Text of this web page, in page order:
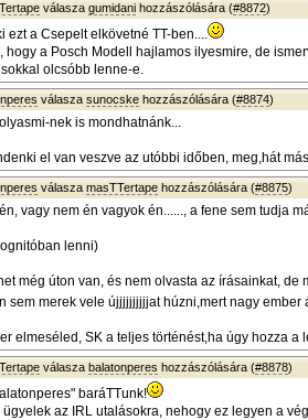
válasza gumidani hozzászólására (#8872)
ezt a Csepelt elkövetné TT-ben....
hogy a Posch Modell hajlamos ilyesmire, de
olcsóbb lenne-e.
válasza sunocske hozzászólására (#8874)
nek is mondhatnánk...
el van veszve az utóbbi időben, meg,hát
válasza masTTertape hozzászólására (#8875)
vagy nem én vagyok én......, a fene sem tudja
lenni)
még úton van, és nem olvasta az írásainkat, de
sem merek vele újjjjjjjjjjat húzni,mert nagy ember
elmeséled, SK a teljes történést,ha úgy hozza a
válasza balatonperes hozzászólására (#8878)
baráTTunk!
ügyelek az IRL utalásokra, nehogy ez legyen a